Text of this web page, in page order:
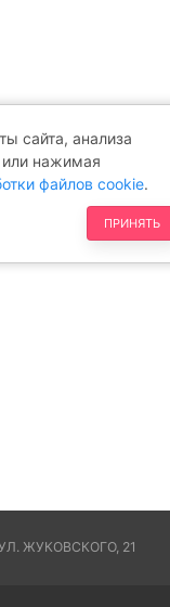
ЖУКОВСКОГО, 21
сайта, анализа
или нажимая
файлов cookie.
ПРИНЯТЬ